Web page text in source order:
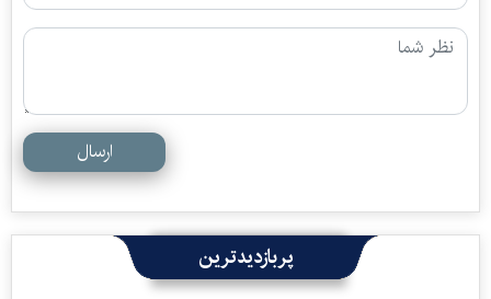
ارسال
پربازدیدترین